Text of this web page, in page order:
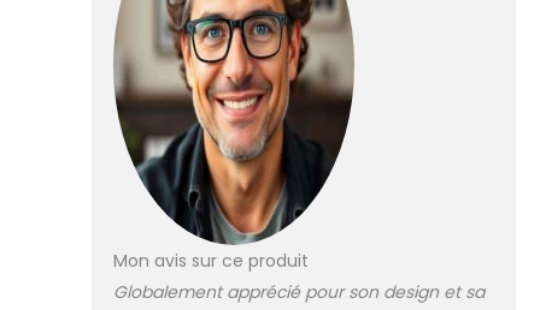
Mon avis sur ce produit
Globalement apprécié pour son design et sa